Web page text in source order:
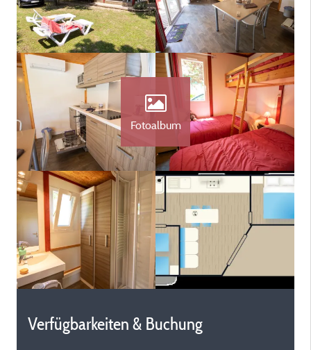
Fotoalbum
Verfügbarkeiten & Buchung